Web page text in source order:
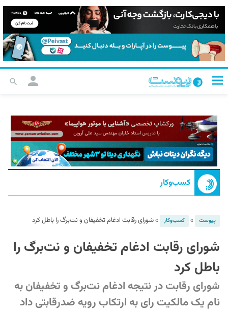
کسب‌و‌کار
پیوست » کسب‌و‌کار »شورای رقابت ادغام تخفیفان و نت‌برگ را باطل کرد
شورای رقابت ادغام تخفیفان و نت‌برگ را
باطل کرد
شورای رقابت در نتیجه ادغام نت‌برگ و تخفیفان به
نام یک مالکیت رای به ارتکاب رویه ضدرقابتی داد